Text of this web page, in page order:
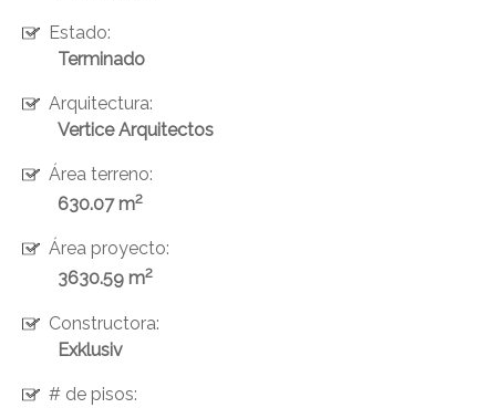
Estado:
Terminado
Arquitectura:
Vertice Arquitectos
Área terreno:
630.07 m2
Área proyecto:
3630.59 m2
Constructora:
Exklusiv
# de pisos: